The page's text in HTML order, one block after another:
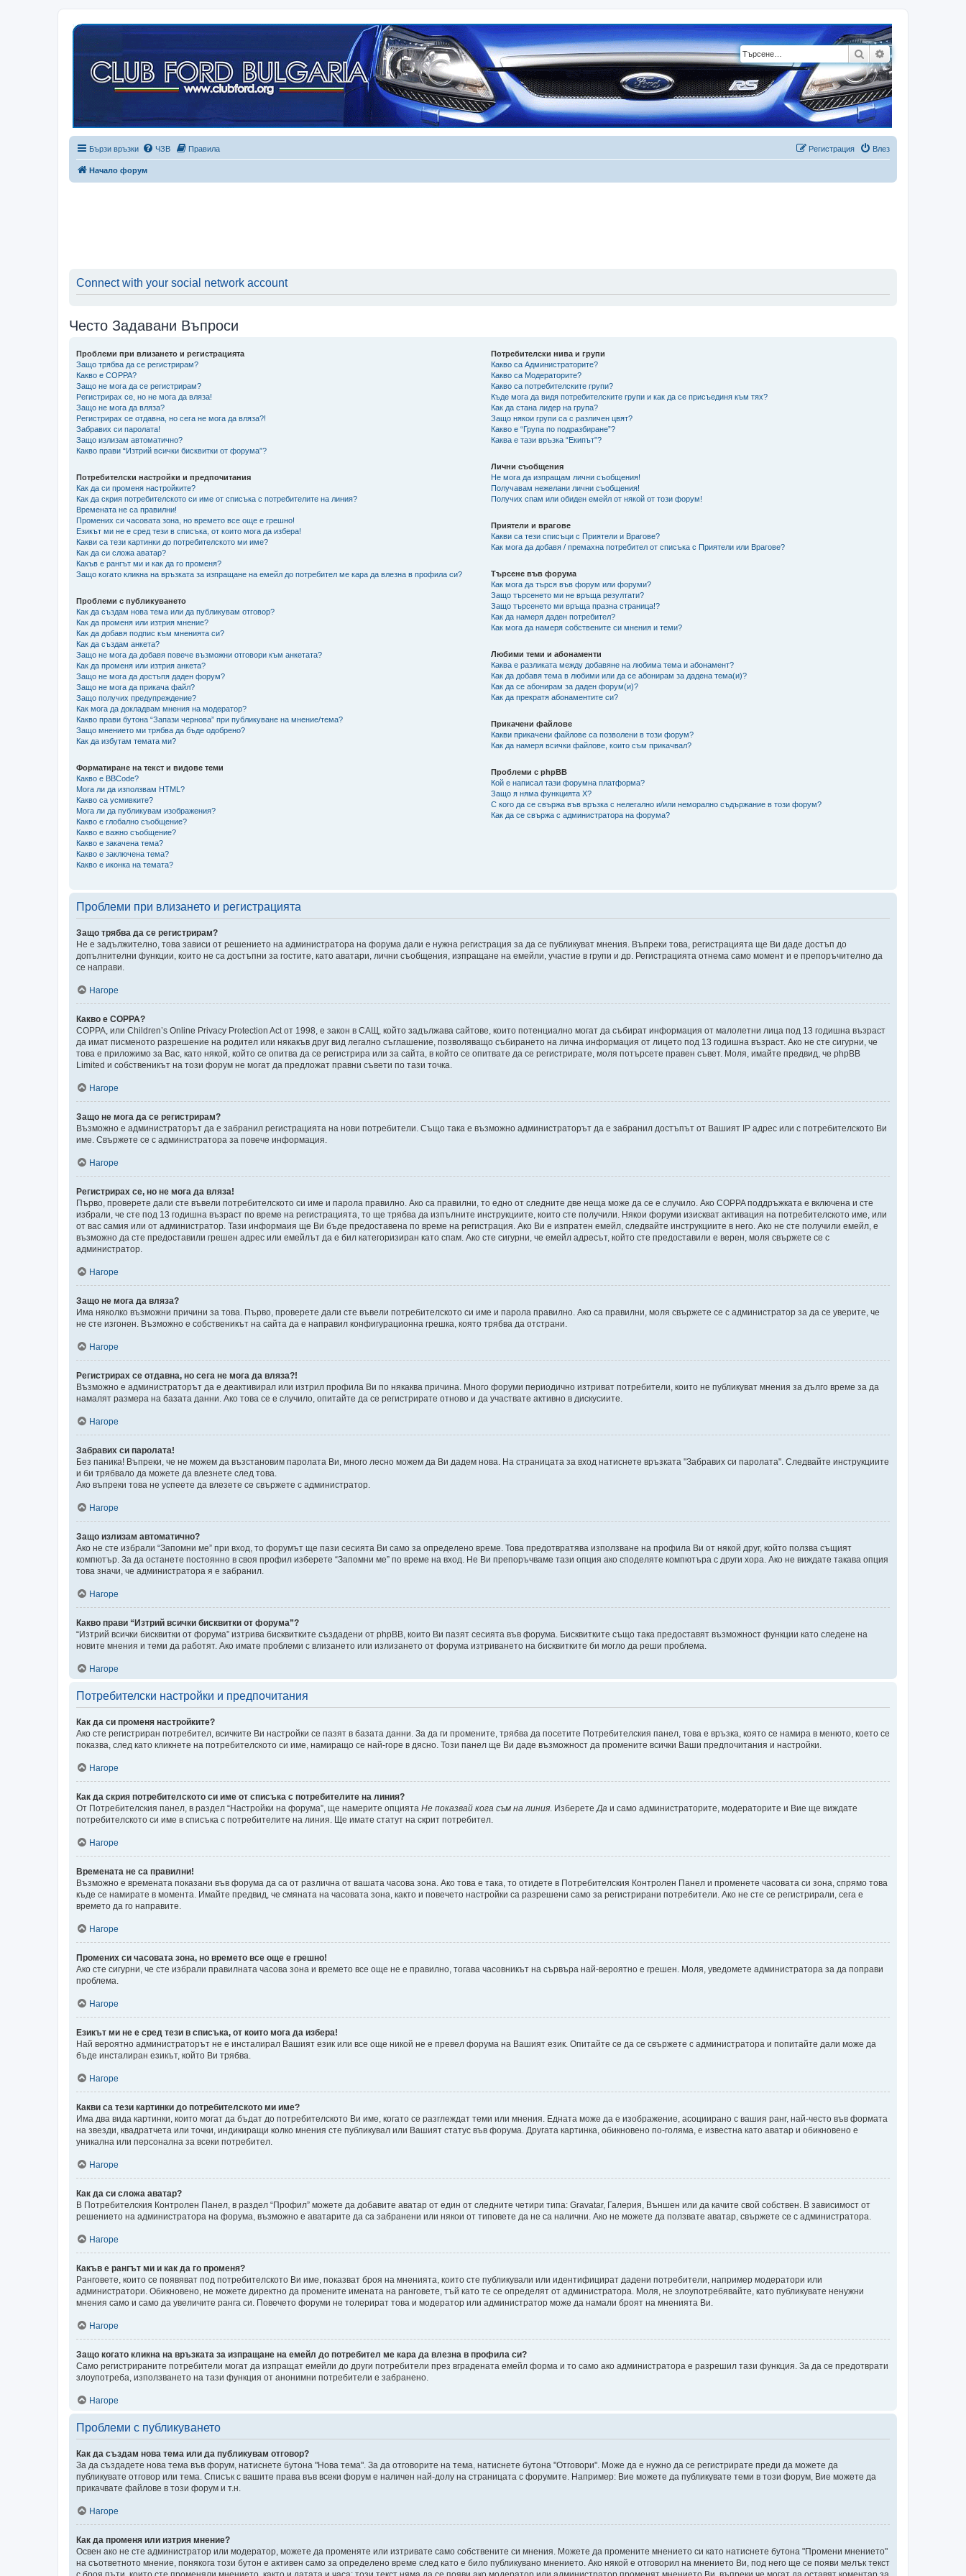
ТърсенеРазширено
Бързи връзки ЧЗВ Правила Влез
Регистрация
Начало форум
Connect with your social network account
Често Задавани Въпроси
Проблеми при влизането и регистрацията
Защо трябва да се регистрирам?
Какво е COPPA?
Защо не мога да се регистрирам?
Регистрирах се, но не мога да вляза!
Защо не мога да вляза?
Регистрирах се отдавна, но сега не мога да вляза?!
Забравих си паролата!
Защо излизам автоматично?
Какво прави “Изтрий всички бисквитки от форума”?
Потребителски настройки и предпочитания
Как да си променя настройките?
Как да скрия потребителското си име от списъка с потребителите на линия?
Времената не са правилни!
Промених си часовата зона, но времето все още е грешно!
Езикът ми не е сред тези в списъка, от които мога да избера!
Какви са тези картинки до потребителското ми име?
Как да си сложа аватар?
Какъв е рангът ми и как да го променя?
Защо когато кликна на връзката за изпращане на емейл до потребител ме кара да влезна в профила си?
Проблеми с публикуването
Как да създам нова тема или да публикувам отговор?
Как да променя или изтрия мнение?
Как да добавя подпис към мненията си?
Как да създам анкета?
Защо не мога да добавя повече възможни отговори към анкетата?
Как да променя или изтрия анкета?
Защо не мога да достъпя даден форум?
Защо не мога да прикача файл?
Защо получих предупреждение?
Как мога да докладвам мнения на модератор?
Какво прави бутона “Запази чернова” при публикуване на мнение/тема?
Защо мнението ми трябва да бъде одобрено?
Как да избутам темата ми?
Форматиране на текст и видове теми
Какво е BBCode?
Мога ли да използвам HTML?
Какво са усмивките?
Мога ли да публикувам изображения?
Какво е глобално съобщение?
Какво е важно съобщение?
Какво е закачена тема?
Какво е заключена тема?
Какво е иконка на темата?
Потребителски нива и групи
Какво са Администраторите?
Какво са Модераторите?
Какво са потребителските групи?
Къде мога да видя потребителските групи и как да се присъединя към тях?
Как да стана лидер на група?
Защо някои групи са с различен цвят?
Какво е “Група по подразбиране”?
Каква е тази връзка “Екипът”?
Лични съобщения
Не мога да изпращам лични съобщения!
Получавам нежелани лични съобщения!
Получих спам или обиден емейл от някой от този форум!
Приятели и врагове
Какви са тези списъци с Приятели и Врагове?
Как мога да добавя / премахна потребител от списъка с Приятели или Врагове?
Търсене във форума
Как мога да търся във форум или форуми?
Защо търсенето ми не връща резултати?
Защо търсенето ми връща празна страница!?
Как да намеря даден потребител?
Как мога да намеря собствените си мнения и теми?
Любими теми и абонаменти
Каква е разликата между добавяне на любима тема и абонамент?
Как да добавя тема в любими или да се абонирам за дадена тема(и)?
Как да се абонирам за даден форум(и)?
Как да прекратя абонаментите си?
Прикачени файлове
Какви прикачени файлове са позволени в този форум?
Как да намеря всички файлове, които съм прикачвал?
Проблеми с phpBB
Кой е написал тази форумна платформа?
Защо я няма функцията X?
С кого да се свържа във връзка с нелегално и/или неморално съдържание в този форум?
Как да се свържа с администратора на форума?
Проблеми при влизането и регистрацията
Защо трябва да се регистрирам?
Не е задължително, това зависи от решението на администратора на форума дали е нужна регистрация за да се публикуват мнения. Въпреки това, регистрацията ще Ви даде достъп до
допълнителни функции, които не са достъпни за гостите, като аватари, лични съобщения, изпращане на емейли, участие в групи и др. Регистрацията отнема само момент и е препоръчително да
се направи.
Нагоре
Какво е COPPA?
COPPA, или Children’s Online Privacy Protection Act от 1998, е закон в САЩ, който задължава сайтове, които потенциално могат да събират информация от малолетни лица под 13 годишна възраст
да имат писменото разрешение на родител или някакъв друг вид легално съглашение, позволяващо събирането на лична информация от лицето под 13 годишна възраст. Ако не сте сигурни, че
това е приложимо за Вас, като някой, който се опитва да се регистрира или за сайта, в който се опитвате да се регистрирате, моля потърсете правен съвет. Моля, имайте предвид, че phpBB
Limited и собственикът на този форум не могат да предложат правни съвети по тази точка.
Нагоре
Защо не мога да се регистрирам?
Възможно е администраторът да е забранил регистрацията на нови потребители. Също така е възможно администраторът да е забранил достъпът от Вашият IP адрес или с потребителското Ви
име. Свържете се с администратора за повече информация.
Нагоре
Регистрирах се, но не мога да вляза!
Първо, проверете дали сте въвели потребителското си име и парола правилно. Ако са правилни, то едно от следните две неща може да се е случило. Ако COPPA поддръжката е включена и сте
избрали, че сте под 13 годишна възраст по време на регистрацията, то ще трябва да изпълните инструкциите, които сте получили. Някои форуми изискват активация на потребителското име, или
от вас самия или от администратор. Тази информаия ще Ви бъде предоставена по време на регистрация. Ако Ви е изпратен емейл, следвайте инструкциите в него. Ако не сте получили емейл, е
възможно да сте предоставили грешен адрес или емейлът да е бил категоризиран като спам. Ако сте сигурни, че емейл адресът, който сте предоставили е верен, моля свържете се с
администратор.
Нагоре
Защо не мога да вляза?
Има няколко възможни причини за това. Първо, проверете дали сте въвели потребителското си име и парола правилно. Ако са правилни, моля свържете се с администратор за да се уверите, че
не сте изгонен. Възможно е собственикът на сайта да е направил конфигурационна грешка, която трябва да отстрани.
Нагоре
Регистрирах се отдавна, но сега не мога да вляза?!
Възможно е администраторът да е деактивирал или изтрил профила Ви по някаква причина. Много форуми периодично изтриват потребители, които не публикуват мнения за дълго време за да
намалят размера на базата данни. Ако това се е случило, опитайте да се регистрирате отново и да участвате активно в дискусиите.
Нагоре
Забравих си паролата!
Без паника! Въпреки, че не можем да възстановим паролата Ви, много лесно можем да Ви дадем нова. На страницата за вход натиснете връзката "Забравих си паролата". Следвайте инструкциите
и би трябвало да можете да влезнете след това.
Ако въпреки това не успеете да влезете се свържете с администратор.
Нагоре
Защо излизам автоматично?
Ако не сте избрали “Запомни ме” при вход, то форумът ще пази сесията Ви само за определено време. Това предотвратява използване на профила Ви от някой друг, който ползва същият
компютър. За да останете постоянно в своя профил изберете “Запомни ме” по време на вход. Не Ви препоръчваме тази опция ако споделяте компютъра с други хора. Ако не виждате такава опция
това значи, че администратора я е забранил.
Нагоре
Какво прави “Изтрий всички бисквитки от форума”?
“Изтрий всички бисквитки от форума” изтрива бисквитките създадени от phpBB, които Ви пазят сесията във форума. Бисквитките също така предоставят възможност функции като следене на
новите мнения и теми да работят. Ако имате проблеми с влизането или излизането от форума изтриването на бисквитките би могло да реши проблема.
Нагоре
Потребителски настройки и предпочитания
Как да си променя настройките?
Ако сте регистриран потребител, всичките Ви настройки се пазят в базата данни. За да ги промените, трябва да посетите Потребителския панел, това е връзка, която се намира в менюто, което се
показва, след като кликнете на потребителското си име, намиращо се най-горе в дясно. Този панел ще Ви даде възможност да промените всички Ваши предпочитания и настройки.
Нагоре
Как да скрия потребителското си име от списъка с потребителите на линия?
От Потребителския панел, в раздел “Настройки на форума”, ще намерите опцията Не показвай кога съм на линия . Изберете Да и само администраторите, модераторите и Вие ще виждате
потребителското си име в списъка с потребителите на линия. Ще имате статут на скрит потребител.
Нагоре
Времената не са правилни!
Възможно е времената показани във форума да са от различна от вашата часова зона. Ако това е така, то отидете в Потребителския Контролен Панел и променете часовата си зона, спрямо това
къде се намирате в момента. Имайте предвид, че смяната на часовата зона, както и повечето настройки са разрешени само за регистрирани потребители. Ако не сте се регистрирали, сега е
времето да го направите.
Нагоре
Промених си часовата зона, но времето все още е грешно!
Ако сте сигурни, че сте избрали правилната часова зона и времето все още не е правилно, тогава часовникът на сървъра най-вероятно е грешен. Моля, уведомете администратора за да поправи
проблема.
Нагоре
Езикът ми не е сред тези в списъка, от които мога да избера!
Най вероятно администраторът не е инсталирал Вашият език или все още никой не е превел форума на Вашият език. Опитайте се да се свържете с администратора и попитайте дали може да
бъде инсталиран езикът, който Ви трябва.
Нагоре
Какви са тези картинки до потребителското ми име?
Има два вида картинки, които могат да бъдат до потребителското Ви име, когато се разглеждат теми или мнения. Едната може да е изображение, асоциирано с вашия ранг, най-често във формата
на звезди, квадратчета или точки, индикиращи колко мнения сте публикувал или Вашият статус във форума. Другата картинка, обикновено по-голяма, е известна като аватар и обикновено е
уникална или персонална за всеки потребител.
Нагоре
Как да си сложа аватар?
В Потребителския Контролен Панел, в раздел “Профил” можете да добавите аватар от един от следните четири типа: Gravatar, Галерия, Външен или да качите свой собствен. В зависимост от
решението на администратора на форума, възможно е аватарите да са забранени или някои от типовете да не са налични. Ако не можете да ползвате аватар, свържете се с администратора.
Нагоре
Какъв е рангът ми и как да го променя?
Ранговете, които се появяват под потребителското Ви име, показват броя на мненията, които сте публикували или идентифицират дадени потребители, например модератори или
администратори. Обикновено, не можете директно да промените имената на ранговете, тъй като те се определят от администратора. Моля, не злоупотребявайте, като публикувате ненужни
мнения само и само да увеличите ранга си. Повечето форуми не толерират това и модератор или администратор може да намали броят на мненията Ви.
Нагоре
Защо когато кликна на връзката за изпращане на емейл до потребител ме кара да влезна в профила си?
Само регистрираните потребители могат да изпращат емейли до други потребители през вградената емейл форма и то само ако администратора е разрешил тази функция. За да се предотврати
злоупотреба, използването на тази функция от анонимни потребители е забранено.
Нагоре
Проблеми с публикуването
Как да създам нова тема или да публикувам отговор?
За да създадете нова тема във форум, натиснете бутона "Нова тема". За да отговорите на тема, натиснете бутона "Отговори". Може да е нужно да се регистрирате преди да можете да
публикувате отговор или тема. Списък с вашите права във всеки форум е наличен най-долу на страницата с форумите. Например: Вие можете да публикувате теми в този форум, Вие можете да
прикачвате файлове в този форум и т.н.
Нагоре
Как да променя или изтрия мнение?
Освен ако не сте администратор или модератор, можете да променяте или изтривате само собствените си мнения. Можете да промените мнението си като натиснете бутона "Промени мнението"
на съответното мнение, понякога този бутон е активен само за определено време след като е било публикувано мнението. Ако някой е отговорил на мнението Ви, под него ще се появи мелък текст